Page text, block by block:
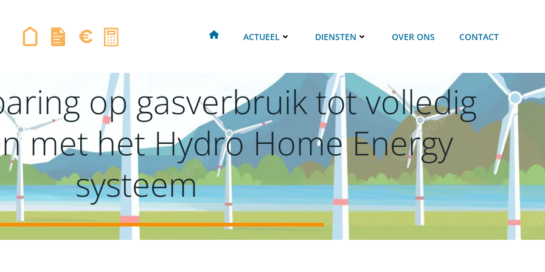
ACTUEEL DIENSTEN OVER ONS CONTACT
op gasverbruik tot volledig
met het Hydro Home Energy
systeem